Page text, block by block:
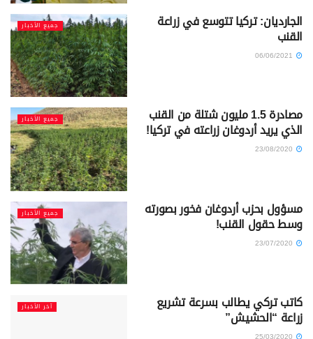
جميع الأخبار الجارديان: تركيا تتوسع في زراعة
القنب
جميع الأخبار مصادرة 1.5 مليون شتلة من القنب
الذي يريد أردوغان زراعته في تركيا!
جميع الأخبار مسؤول بحزب أردوغان فخور بصورته
وسط حقول القنب!
آخر الأخبار كاتب تركي يطالب بسرعة تشريع
زراعة “الحشيش”